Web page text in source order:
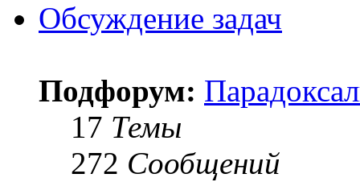
Обсуждение задач
Подфорум:
17 Темы
272 Сообщений